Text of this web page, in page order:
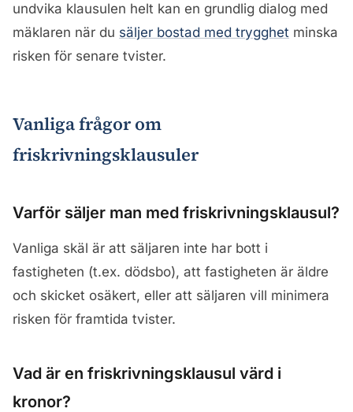
undvika klausulen helt kan en grundlig dialog med
mäklaren när du säljer bostad med trygghet minska
risken för senare tvister.
Vanliga frågor om
friskrivningsklausuler
Varför säljer man med friskrivningsklausul?
Vanliga skäl är att säljaren inte har bott i
fastigheten (t.ex. dödsbo), att fastigheten är äldre
och skicket osäkert, eller att säljaren vill minimera
risken för framtida tvister.
Vad är en friskrivningsklausul värd i
kronor?